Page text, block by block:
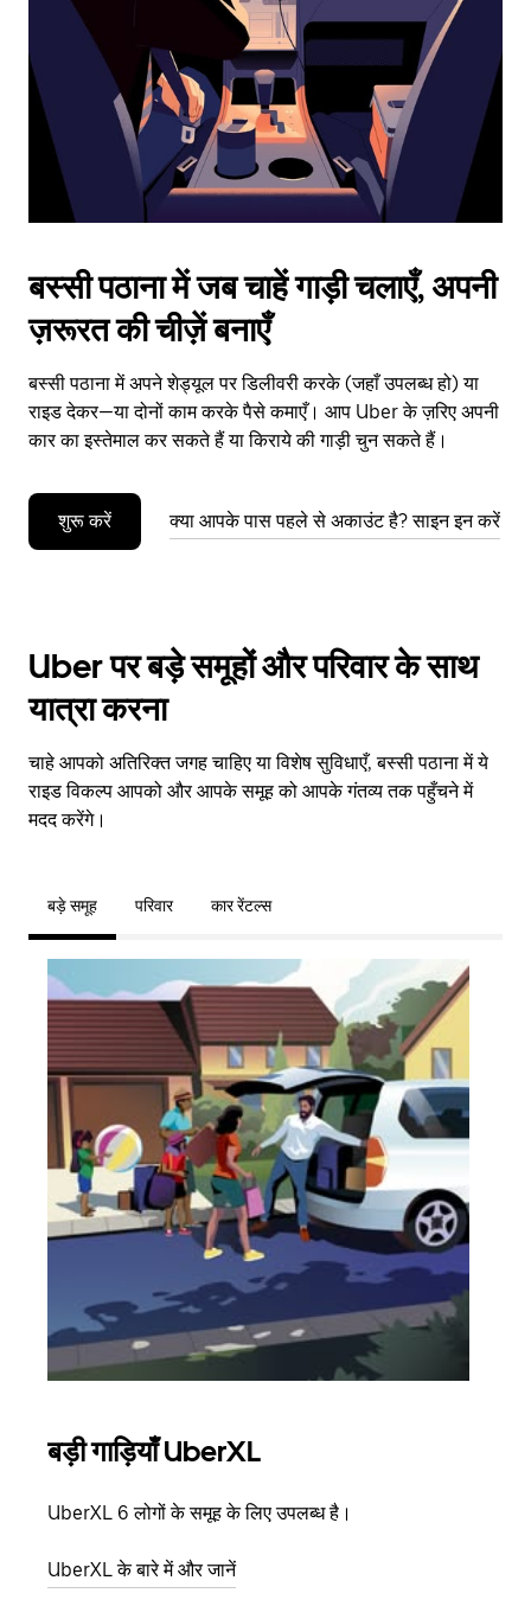
the
calendar.
बस्सी पठाना में जब चाहें गाड़ी चलाएँ, अपनी
ज़रूरत की चीज़ें बनाएँ
बस्सी पठाना में अपने शेड्यूल पर डिलीवरी करके (जहाँ उपलब्ध हो) या
राइड देकर—या दोनों काम करके पैसे कमाएँ। आप Uber के ज़रिए अपनी
कार का इस्तेमाल कर सकते हैं या किराये की गाड़ी चुन सकते हैं।
शुरू करें क्या आपके पास पहले से अकाउंट है? साइन इन करें
Uber पर बड़े समूहों और परिवार के साथ
यात्रा करना
चाहे आपको अतिरिक्त जगह चाहिए या विशेष सुविधाएँ, बस्सी पठाना में ये
राइड विकल्प आपको और आपके समूह को आपके गंतव्य तक पहुँचने में
मदद करेंगे।
बड़े समूह परिवार कार रेंटल्स
बड़ी गाड़ियाँ UberXL
UberXL 6 लोगों के समूह के लिए उपलब्ध है।
UberXL के बारे में और जानें